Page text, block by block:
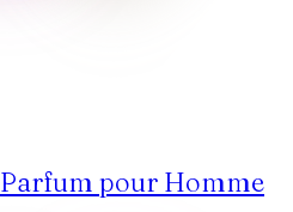
pour Homme